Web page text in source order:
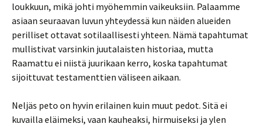
loukkuun, mikä johti myöhemmin vaikeuksiin. Palaamme
asiaan seuraavan luvun yhteydessä kun näiden alueiden
perilliset ottavat sotilaallisesti yhteen. Nämä tapahtumat
mullistivat varsinkin juutalaisten historiaa, mutta
Raamattu ei niistä juurikaan kerro, koska tapahtumat
sijoittuvat testamenttien väliseen aikaan.
Neljäs peto on hyvin erilainen kuin muut pedot. Sitä ei
kuvailla eläimeksi, vaan kauheaksi, hirmuiseksi ja ylen